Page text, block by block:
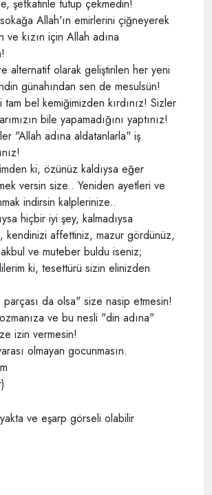
şefkatinle tutup çekmedin!
Allah'ın emirlerini çiğneyerek
ve kızın için Allah adına
alternatif olarak geliştirilen her yeni
günahından sen de mesulsün!
bel kemiğimizden kırdınız! Sizler
bile yapamadığını yaptınız!
"Allah adına aldatanlarla" iş
ki, özünüz kaldıysa eğer
versin size.. Yeniden ayetleri ve
indirsin kalplerinize..
hiçbir iyi şey, kalmadıysa
kendinizi affettiniz, mazur gördünüz,
ve muteber buldu iseniz;
ki, tesettürü sizin elinizden
da olsa" size nasip etmesin!
ve bu nesli "din adına"
izin vermesin!
olmayan gocunmasın.